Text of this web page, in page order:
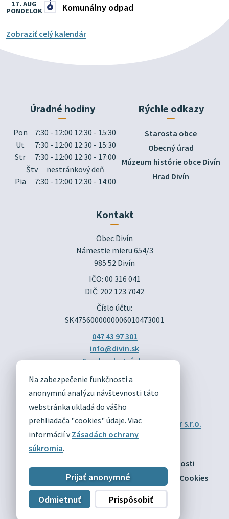
Na zabezpečenie funkčnosti a
anonymnú analýzu návštevnosti táto
webstránka ukladá do vášho
prehliadača "cookies" údaje. Viac
informácií vZásadách ochrany
súkromia.
Prijať anonymné
Odmietnuť
Prispôsobiť
Komunálny odpad
17. AUG
PONDELOK
Zobraziť celý kalendár
DIVÍN
OFICIÁLNE STRÁNKY
Technický prevádzkovateľ:Alphabet partner s.r.o.
Správca obsahu:Obec Divín
Posledná aktualizácia:
Vyhlásenie o prístupnosti
Zásady ochrany osobných údajov
Nastaviť Cookies
Úradné hodiny
Pon
7:30 - 12:00 12:30 - 15:30
Ut
7:30 - 12:00 12:30 - 15:30
Str
7:30 - 12:00 12:30 - 17:00
Štv
nestránkový deň
Pia
7:30 - 12:00 12:30 - 14:00
Rýchle odkazy
Starosta obce
Obecný úrad
Múzeum histórie obce Divín
Hrad Divín
Kontakt
Obec Divín
Námestie mieru 654/3
985 52 Divín
IČO: 00 316 041
DIČ: 202 123 7042
Číslo účtu:
SK4756000000006010473001
047 43 97 301
info@divin.sk
Facebook stránka